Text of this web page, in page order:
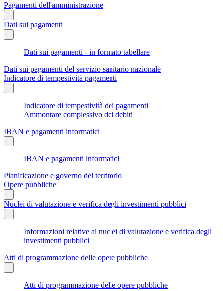
Pagamenti dell'amministrazione
Dati sui pagamenti
Dati sui pagamenti - in formato tabellare
Dati sui pagamenti del servizio sanitario nazionale
Indicatore di tempestività pagamenti
Indicatore di tempestività dei pagamenti
Ammontare complessivo dei debiti
IBAN e pagamenti informatici
IBAN e pagamenti informatici
Pianificazione e governo del territorio
Opere pubbliche
Nuclei di valutazione e verifica degli investimenti pubblici
Informazioni relative ai nuclei di valutazione e verifica degli
investimenti pubblici
Atti di programmazione delle opere pubbliche
Atti di programmazione delle opere pubbliche